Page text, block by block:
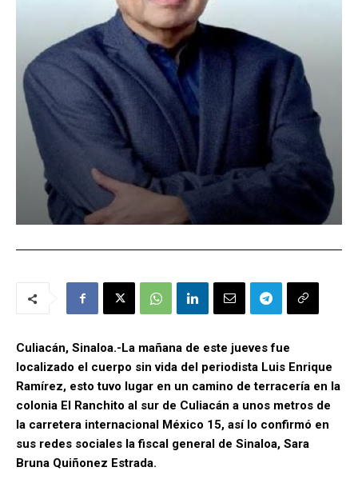
Culiacán, Sinaloa.-La mañana de este jueves fue
localizado el cuerpo sin vida del periodista Luis Enrique
Ramírez, esto tuvo lugar en un camino de terracería en la
colonia El Ranchito al sur de Culiacán a unos metros de
la carretera internacional México 15, así lo confirmó en
sus redes sociales la fiscal general de Sinaloa, Sara
Bruna Quiñonez Estrada.